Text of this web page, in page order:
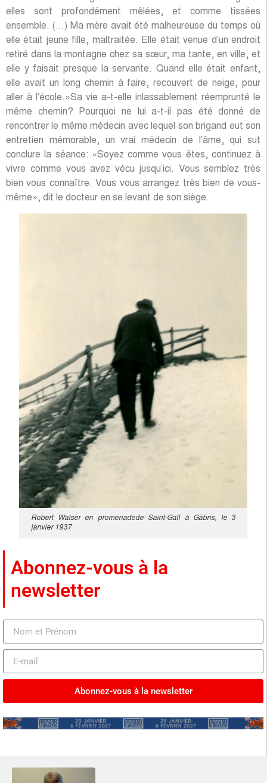
elles sont profondément mêlées, et comme tissées
ensemble. (…) Ma mère avait été malheureuse du temps où
elle était jeune fille, maltraitée. Elle était venue d’un endroit
retiré dans la montagne chez sa sœur, ma tante, en ville, et
elle y faisait presque la servante. Quand elle était enfant,
elle avait un long chemin à faire, recouvert de neige, pour
aller à l’école.»Sa vie a-t-elle inlassablement réemprunté le
même chemin? Pourquoi ne lui a-t-il pas été donné de
rencontrer le même médecin avec lequel son brigand eut son
entretien mémorable, un vrai médecin de l’âme, qui sut
conclure la séance: «Soyez comme vous êtes, continuez à
vivre comme vous avez vécu jusqu’ici. Vous semblez très
bien vous connaître. Vous vous arrangez très bien de vous-
même», dit le docteur en se levant de son siège.
Robert Walser en promenadede Saint-Gall à Gäbris, le 3
janvier 1937
Abonnez-vous à la
newsletter
Abonnez-vous à la newsletter